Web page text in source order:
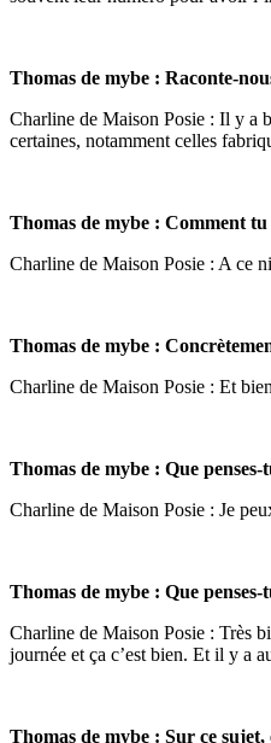
Thomas de mybe : Raconte-
Charline de Maison Posie : Il y a
certaines, notamment celles
Thomas de mybe : Comment
Charline de Maison Posie : A ce
Thomas de mybe :
Charline de Maison Posie : Et
Thomas de mybe : Que
Charline de Maison Posie : Je
Thomas de mybe : Que
Charline de Maison Posie : Très
journée et ça c’est bien. Et il y a
Thomas de mybe : Sur ce sujet,